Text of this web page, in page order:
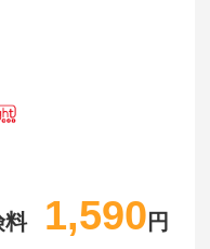
料 1,590 円